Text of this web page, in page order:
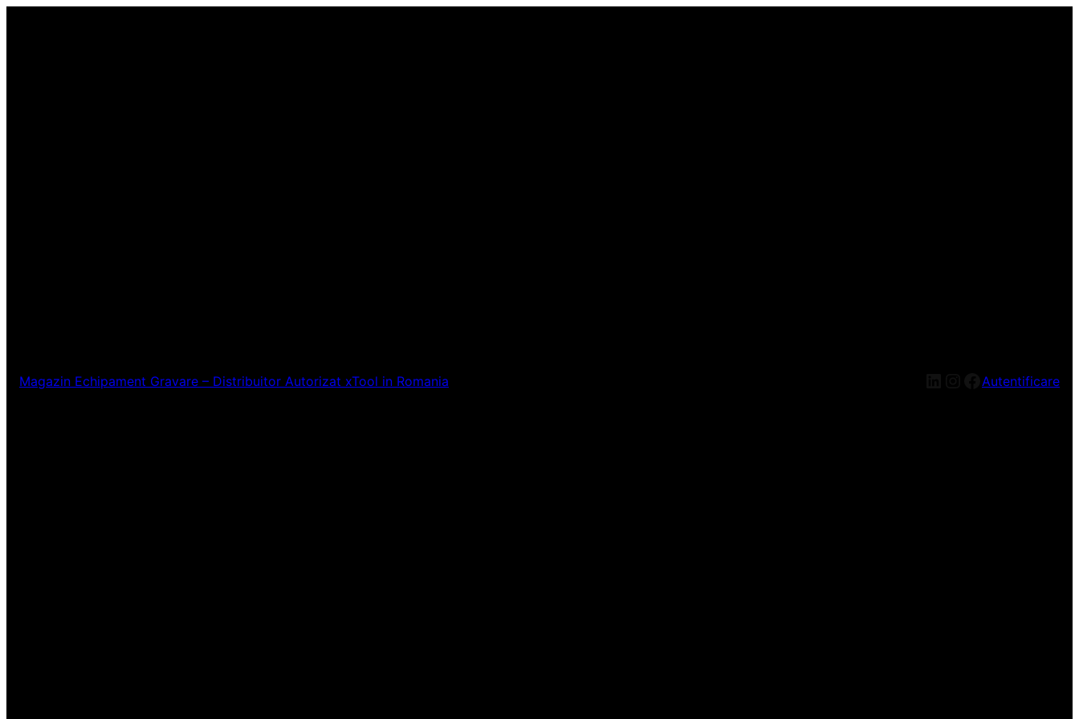
Magazin Echipament Gravare – Distribuitor Autorizat xTool in Romania LinkedIn
Instagram
Facebook
Autentificare